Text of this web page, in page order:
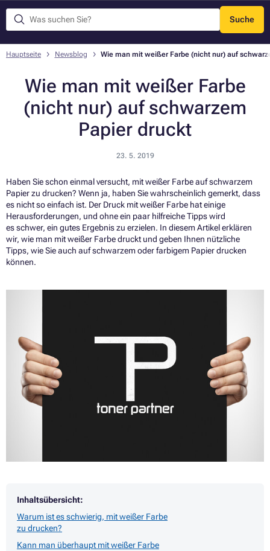
Suche
Menü
Hauptseite Newsblog Wie man mit weißer Farbe (nicht nur) auf
Wie man mit weißer Farbe
(nicht nur) auf schwarzem
Papier druckt
23. 5. 2019
Haben Sie schon einmal versucht, mit weißer Farbe auf schwarzem
Papier zu drucken? Wenn ja, haben Sie wahrscheinlich gemerkt, dass
es nicht so einfach ist. Der Druck mit weißer Farbe hat einige
Herausforderungen, und ohne ein paar hilfreiche Tipps wird
es schwer, ein gutes Ergebnis zu erzielen. In diesem Artikel erklären
wir, wie man mit weißer Farbe druckt und geben Ihnen nützliche
Tipps, wie Sie auch auf schwarzem oder farbigem Papier drucken
können.
Inhaltsübersicht:
Warum ist es schwierig, mit weißer Farbe
zu drucken?
Kann man überhaupt mit weißer Farbe